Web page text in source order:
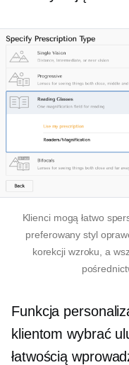
Klienci mogą łatwo
preferowany styl
korekcji wzroku, a
Funkcja
klientom wybrać
łatwością